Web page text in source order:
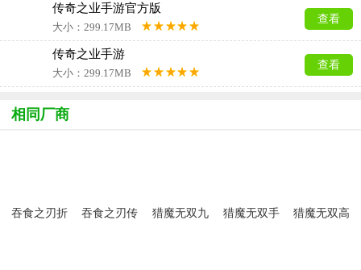
传奇之业手游官方版
大小：299.17MB
查看
传奇之业手游
大小：299.17MB
查看
相同厂商
吞食之刃折
吞食之刃传
猎魔无双九
猎魔无双手
猎魔无双高